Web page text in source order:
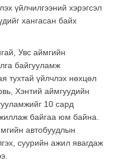
үйлчилгээний хэрэгсэл
хангасан байх
Увс аймгийн
байгууламж
тухтай үйлчлэх нөхцөл
Хэнтий аймгуудийн
10 сард
байгаа юм байна.
автобуудлын
суурийн ажил явагдаж